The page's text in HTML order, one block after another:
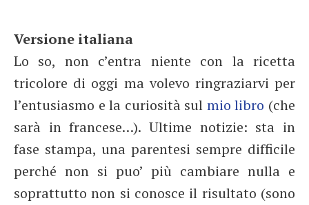
Versione italiana
Lo so, non c’entra niente con la ricetta
tricolore di oggi ma volevo ringraziarvi per
l’entusiasmo e la curiosità sul mio libro (che
sarà in francese…). Ultime notizie: sta in
fase stampa, una parentesi sempre difficile
perché non si puo’ più cambiare nulla e
soprattutto non si conosce il risultato (sono